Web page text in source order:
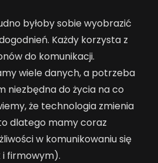
byłoby sobie wyobrazić
Każdy korzysta z
do komunikacji.
wiele danych, a potrzeba
niezbędna do życia na co
że technologia zmienia
dlatego mamy coraz
w komunikowaniu się
firmowym).